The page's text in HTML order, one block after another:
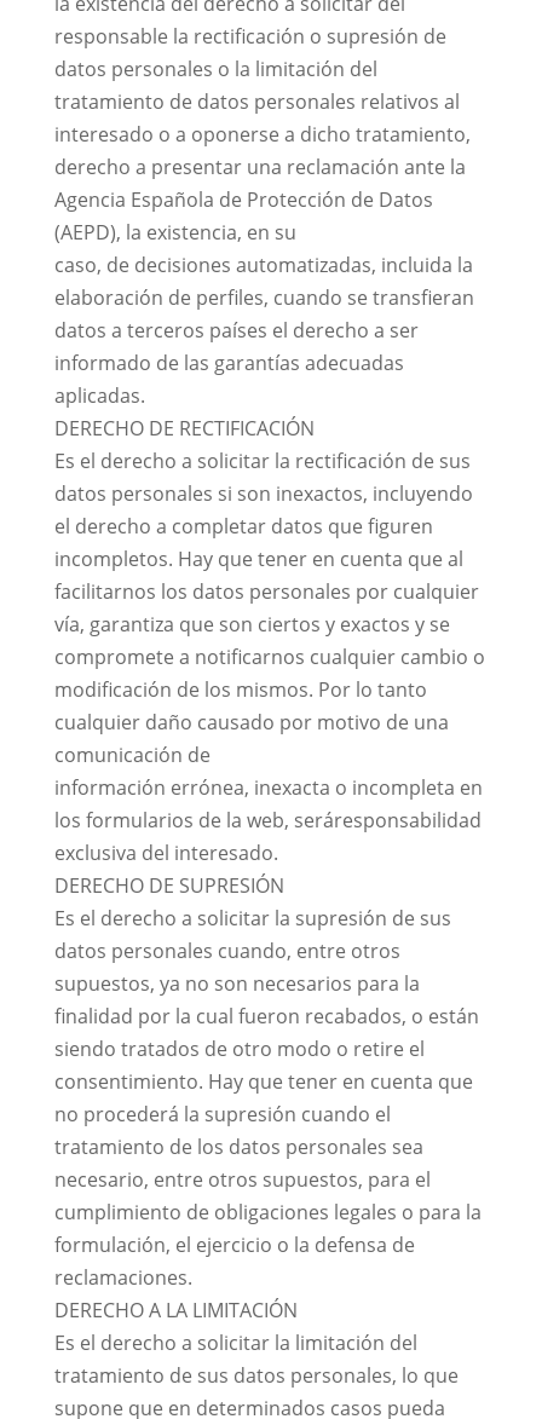
responsable la rectificación o supresión de
datos personales o la limitación del
tratamiento de datos personales relativos al
interesado o a oponerse a dicho tratamiento,
derecho a presentar una reclamación ante la
Agencia Española de Protección de Datos
(AEPD), la existencia, en su
caso, de decisiones automatizadas, incluida la
elaboración de perfiles, cuando se transfieran
datos a terceros países el derecho a ser
informado de las garantías adecuadas
aplicadas.
DERECHO DE RECTIFICACIÓN
Es el derecho a solicitar la rectificación de sus
datos personales si son inexactos, incluyendo
el derecho a completar datos que figuren
incompletos. Hay que tener en cuenta que al
facilitarnos los datos personales por cualquier
vía, garantiza que son ciertos y exactos y se
compromete a notificarnos cualquier cambio o
modificación de los mismos. Por lo tanto
cualquier daño causado por motivo de una
comunicación de
información errónea, inexacta o incompleta en
los formularios de la web, seráresponsabilidad
exclusiva del interesado.
DERECHO DE SUPRESIÓN
Es el derecho a solicitar la supresión de sus
datos personales cuando, entre otros
supuestos, ya no son necesarios para la
finalidad por la cual fueron recabados, o están
siendo tratados de otro modo o retire el
consentimiento. Hay que tener en cuenta que
no procederá la supresión cuando el
tratamiento de los datos personales sea
necesario, entre otros supuestos, para el
cumplimiento de obligaciones legales o para la
formulación, el ejercicio o la defensa de
reclamaciones.
DERECHO A LA LIMITACIÓN
Es el derecho a solicitar la limitación del
tratamiento de sus datos personales, lo que
supone que en determinados casos pueda